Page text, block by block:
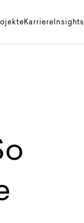
KarriereInsights